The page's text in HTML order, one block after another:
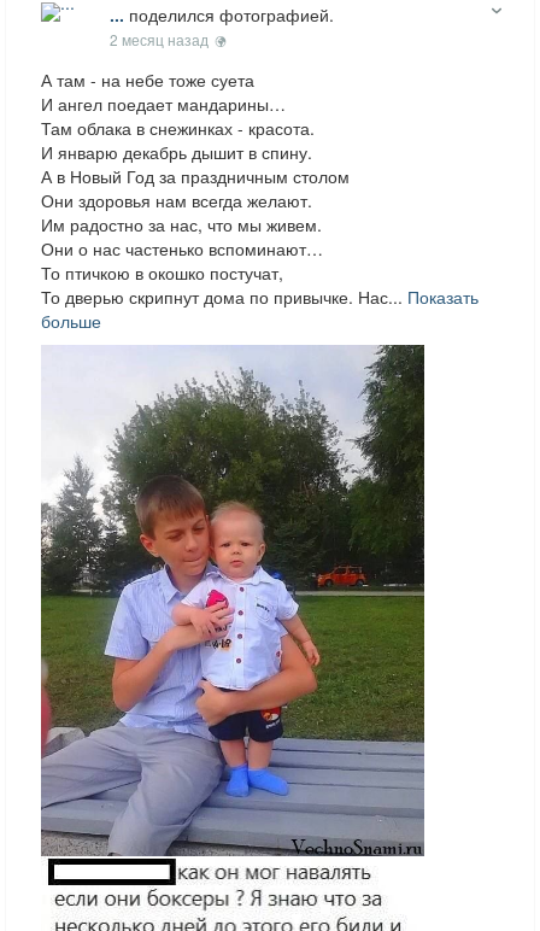
... поделился фотографией.
2 месяц назад
А там - на небе тоже суета
И ангел поедает мандарины…
Там облака в снежинках - красота.
И январю декабрь дышит в спину.
А в Новый Год за праздничным столом
Они здоровья нам всегда желают.
Им радостно за нас, что мы живем.
Они о нас частенько вспоминают…
То птичкою в окошко постучат,
То дверью скрипнут дома по привычке. Нас... Показать
больше